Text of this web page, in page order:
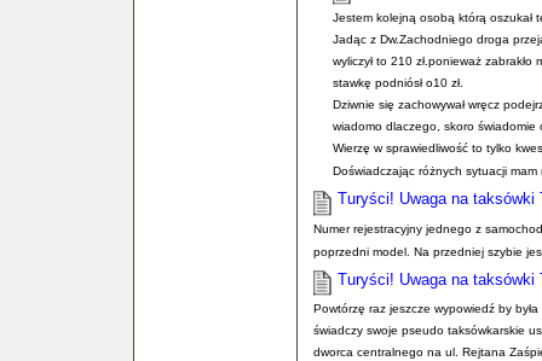
Jestem kolejną osobą którą oszukał
Jadąc z Dw.Zachodniego droga
wyliczył to 210 zł.ponieważ
stawkę podniósł o10 zł.
Dziwnie się zachowywał wręcz
wiadomo dlaczego, skoro świadomie
Wierzę w sprawiedliwość to tylko
Doświadczając różnych sytuacji
Turyści! Uwaga na
Numer rejestracyjny jednego z
poprzedni model. Na przedniej szybie
Turyści! Uwaga na taksówki
Powtórzę raz jeszcze wypowiedź by
świadczy swoje pseudo taksówkarskie
dworca centralnego na ul. Rejtana